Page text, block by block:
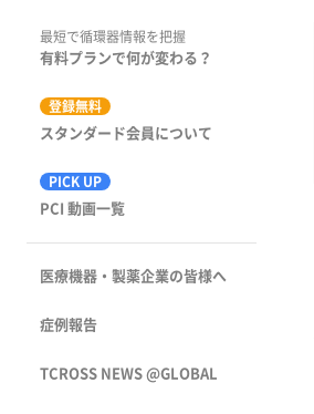
市場トピックス
最短で循環器情報を把握
有料プランで何が変わる？
登録無料
スタンダード会員について
PICK UP
PCI 動画一覧
医療機器・製薬企業の皆様へ
症例報告
TCROSS NEWS @GLOBAL